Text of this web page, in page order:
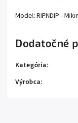
Model: RIPNDIP -
Dodatočné
Kategória:
Výrobca: